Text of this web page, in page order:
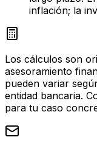
inflación; la
Los cálculos son
asesoramiento
pueden variar
entidad bancaria.
para tu caso